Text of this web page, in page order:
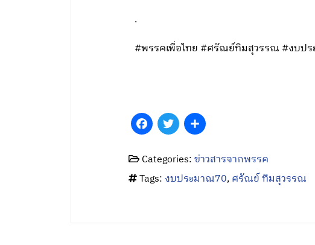
.
#พรรคเพื่อไทย #ศรัณย์ทิมสุวรรณ #งบป
Facebook
TwitterShare
Categories:ข่าวสารจากพรรค
Tags: งบประมาณ70,ศรัณย์ ทิมสุวรรณ